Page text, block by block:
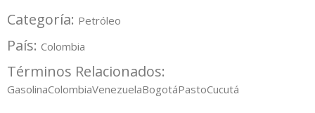
Categoría: Petróleo
País: Colombia
Términos Relacionados:
GasolinaColombiaVenezuelaBogotáPastoCucutá